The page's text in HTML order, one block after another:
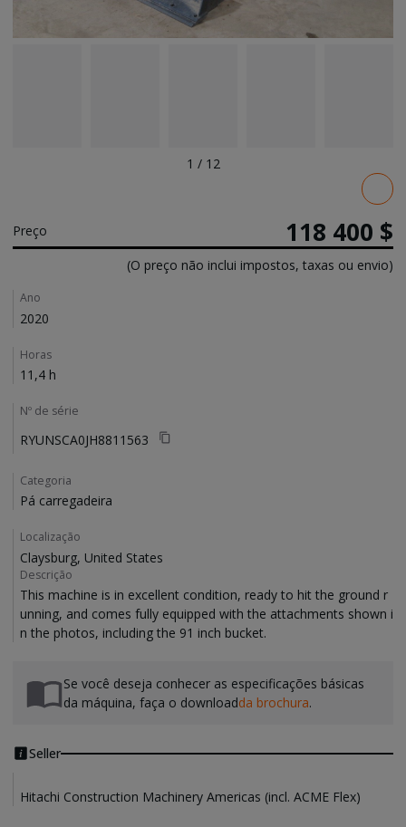
1 / 12
Preço 118 400 $
(O preço não inclui impostos, taxas ou envio)
Details
Ano
2020
Horas
11,4 h
Nº de série
RYUNSCA0JH8811563
Categoria
Pá carregadeira
Localização
Claysburg, United States
Descrição
This machine is in excellent condition, ready to hit the ground r
unning, and comes fully equipped with the attachments shown i
Se você deseja conhecer as especificações básicas
da máquina, faça o downloadda brochura.
Seller
Hitachi Construction Machinery Americas (incl. ACME Flex)